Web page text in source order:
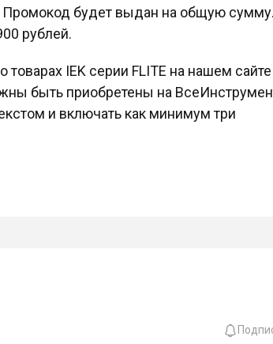
будет выдан на общую сумму.
рублей.
товарах IEK серии FLITE на нашем
быть приобретены на
и включать как минимум три